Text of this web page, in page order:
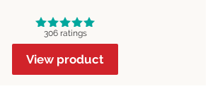
306 ratings
View product